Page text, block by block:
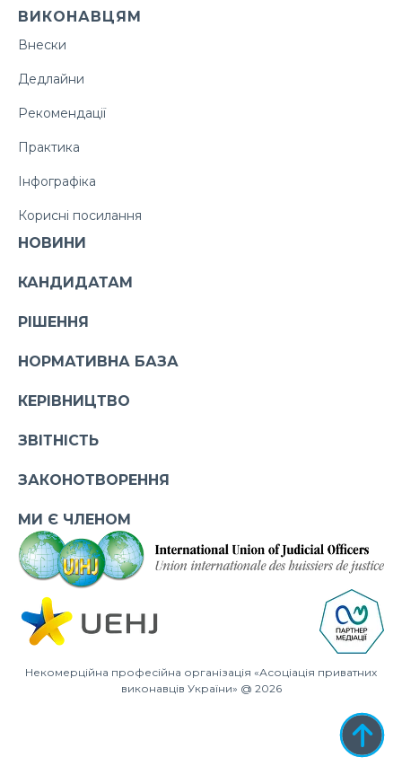
ВИКОНАВЦЯМ
Внески
Дедлайни
Рекомендації
Практика
Інфографіка
Корисні посилання
НОВИНИ
КАНДИДАТАМ
РІШЕННЯ
НОРМАТИВНА БАЗА
КЕРІВНИЦТВО
ЗВІТНІСТЬ
ЗАКОНОТВОРЕННЯ
МИ Є ЧЛЕНОМ
Некомерційна професійна організація «Асоціація приватних
виконавців України» @ 2026